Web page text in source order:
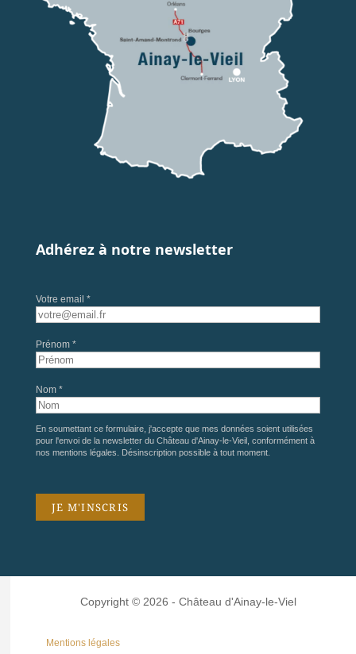
Adhérez à notre newsletter
Votre email *
Prénom *
Nom *
En soumettant ce formulaire, j'accepte que mes données soient utilisées
pour l'envoi de la newsletter du Château d'Ainay-le-Vieil, conformément à
nos mentions légales . Désinscription possible à tout moment.
Copyright © 2026 - Château d'Ainay-le-Viel
Mentions légales